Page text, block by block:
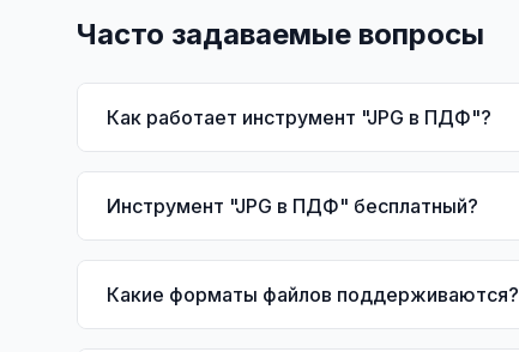
Часто задаваемые вопросы
Как работает инструмент "JPG в ПДФ"?
Инструмент "JPG в ПДФ" бесплатный?
Какие форматы файлов поддерживаются?